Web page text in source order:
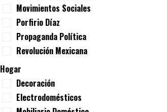
Movimientos Sociales
Porfirio Díaz
Propaganda Política
Revolución Mexicana
Hogar
Decoración
Electrodomésticos